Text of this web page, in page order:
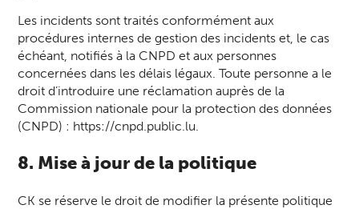
Les incidents sont traités conformément aux
procédures internes de gestion des incidents et, le cas
échéant, notifiés à la CNPD et aux personnes
concernées dans les délais légaux. Toute personne a le
droit d’introduire une réclamation auprès de la
Commission nationale pour la protection des données
(CNPD) : https://cnpd.public.lu.
8. Mise à jour de la politique
CK se réserve le droit de modifier la présente politique